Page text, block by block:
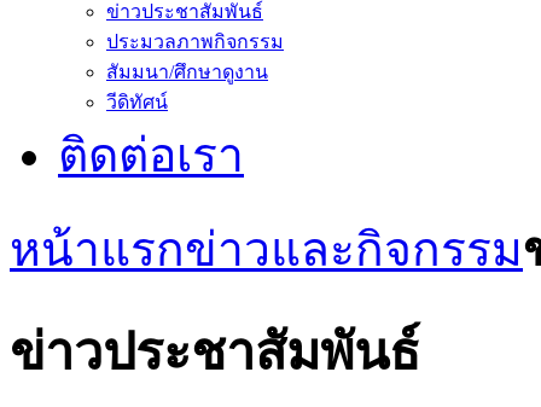
ข่าวประชาสัมพันธ์
ประมวลภาพกิจกรรม
สัมมนา/ศึกษาดูงาน
วีดิทัศน์
ติดต่อเรา
หน้าแรกข่าวและกิจกรรม
ข่าวประชาสัมพันธ์